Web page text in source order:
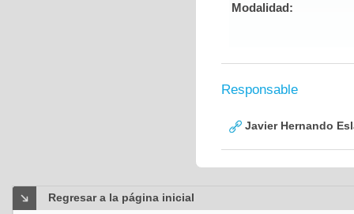
Modalidad:
Responsable
Javier Hernando
Regresar a la página inicial